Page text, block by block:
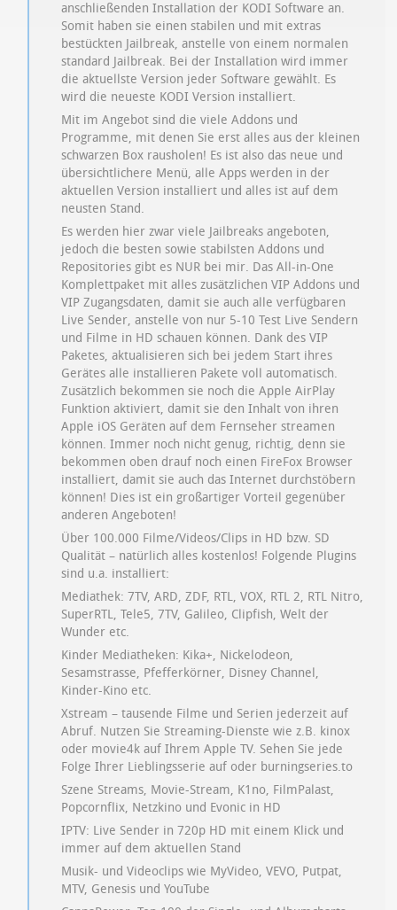
anschließenden Installation der KODI Software an.
Somit haben sie einen stabilen und mit extras
bestückten Jailbreak, anstelle von einem normalen
standard Jailbreak. Bei der Installation wird immer
die aktuellste Version jeder Software gewählt. Es
wird die neueste KODI Version installiert.
Mit im Angebot sind die viele Addons und
Programme, mit denen Sie erst alles aus der kleinen
schwarzen Box rausholen! Es ist also das neue und
übersichtlichere Menü, alle Apps werden in der
aktuellen Version installiert und alles ist auf dem
neusten Stand.
Es werden hier zwar viele Jailbreaks angeboten,
jedoch die besten sowie stabilsten Addons und
Repositories gibt es NUR bei mir. Das All-in-One
Komplettpaket mit alles zusätzlichen VIP Addons und
VIP Zugangsdaten, damit sie auch alle verfügbaren
Live Sender, anstelle von nur 5-10 Test Live Sendern
und Filme in HD schauen können. Dank des VIP
Paketes, aktualisieren sich bei jedem Start ihres
Gerätes alle installieren Pakete voll automatisch.
Zusätzlich bekommen sie noch die Apple AirPlay
Funktion aktiviert, damit sie den Inhalt von ihren
Apple iOS Geräten auf dem Fernseher streamen
können. Immer noch nicht genug, richtig, denn sie
bekommen oben drauf noch einen FireFox Browser
installiert, damit sie auch das Internet durchstöbern
können! Dies ist ein großartiger Vorteil gegenüber
anderen Angeboten!
Über 100.000 Filme/Videos/Clips in HD bzw. SD
Qualität – natürlich alles kostenlos! Folgende Plugins
sind u.a. installiert:
Mediathek: 7TV, ARD, ZDF, RTL, VOX, RTL 2, RTL Nitro,
SuperRTL, Tele5, 7TV, Galileo, Clipfish, Welt der
Wunder etc.
Kinder Mediatheken: Kika+, Nickelodeon,
Sesamstrasse, Pfefferkörner, Disney Channel,
Kinder-Kino etc.
Xstream – tausende Filme und Serien jederzeit auf
Abruf. Nutzen Sie Streaming-Dienste wie z.B. kinox
oder movie4k auf Ihrem Apple TV. Sehen Sie jede
Folge Ihrer Lieblingsserie auf oder burningseries.to
Szene Streams, Movie-Stream, K1no, FilmPalast,
Popcornflix, Netzkino und Evonic in HD
IPTV: Live Sender in 720p HD mit einem Klick und
immer auf dem aktuellen Stand
Musik- und Videoclips wie MyVideo, VEVO, Putpat,
MTV, Genesis und YouTube